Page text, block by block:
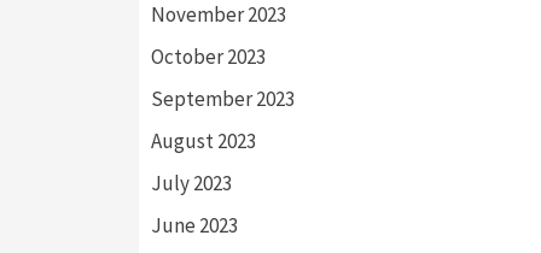
November 2023
October 2023
September 2023
August 2023
July 2023
June 2023